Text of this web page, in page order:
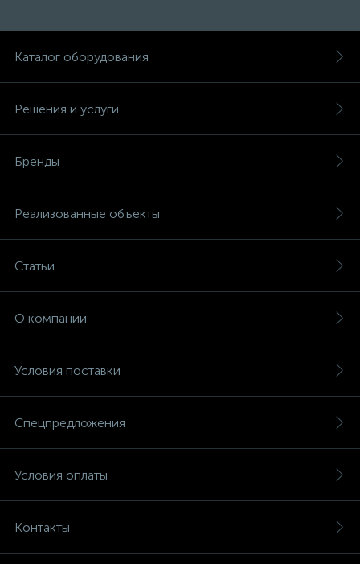
Каталог оборудования
Решения и услуги
Бренды
Реализованные объекты
Статьи
О компании
Условия поставки
Спецпредложения
Условия оплаты
Контакты